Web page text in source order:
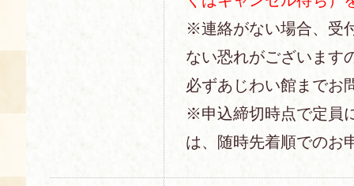
※連絡がない場合、受
ない恐れがございます
必ずあじわい館までお
※申込締切時点で定員
は、随時先着順でのお